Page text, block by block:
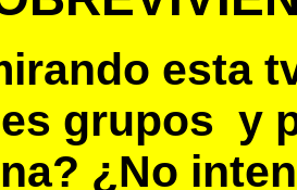
esta
grupos y
¿No